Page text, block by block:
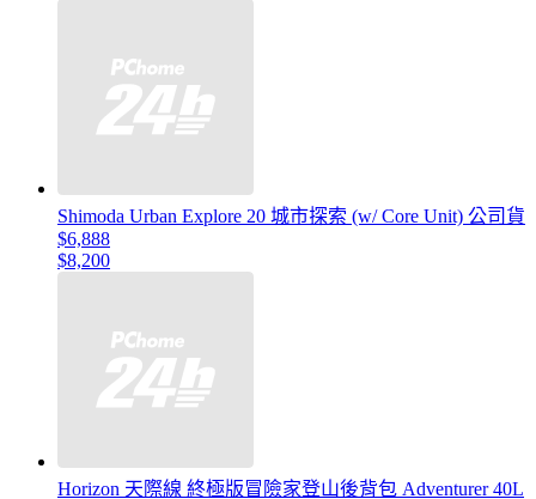
Shimoda Urban Explore 20 城市探索 (w/ Core Unit) 公司貨
$6,888
$8,200
Horizon 天際線 終極版冒險家登山後背包 Adventurer 40L